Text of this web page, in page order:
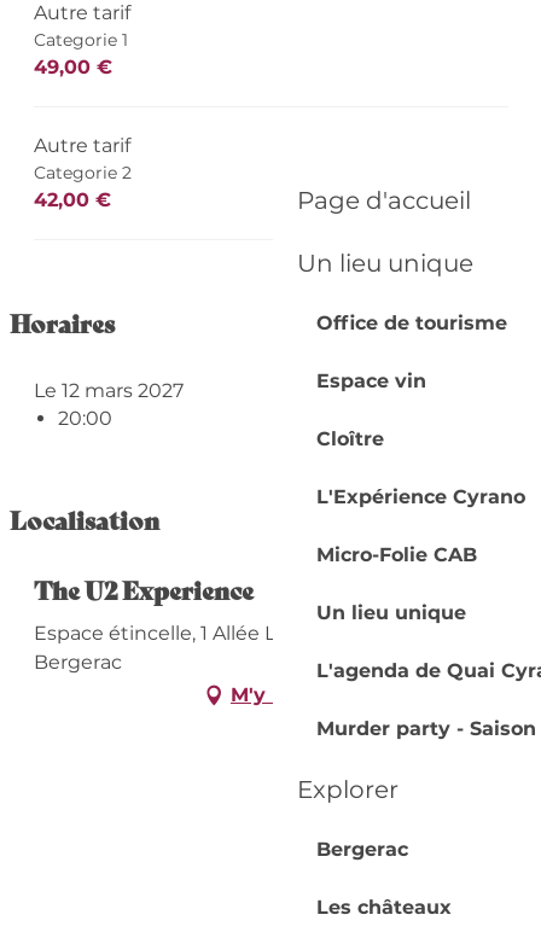
Page d'accueil
Un lieu unique
Office de tourisme
Espace vin
Cloître
L'Expérience Cyrano
Micro-Folie CAB
Un lieu unique
L'agenda de Quai
Murder party - Saison
Explorer
Bergerac
Les châteaux
Autre tarif
Categorie 1
49,00 €
Autre tarif
Categorie 2
42,00 €
Horaires
Le 12 mars 2027
20:00
Localisation
The U2 Experience
Espace étincelle, 1 Allée Lucien Videau, 24100
Bergerac
M'y rendre